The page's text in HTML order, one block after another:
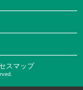
スマップ